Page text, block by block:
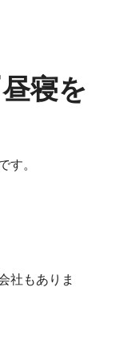
寝を
。
社もありま